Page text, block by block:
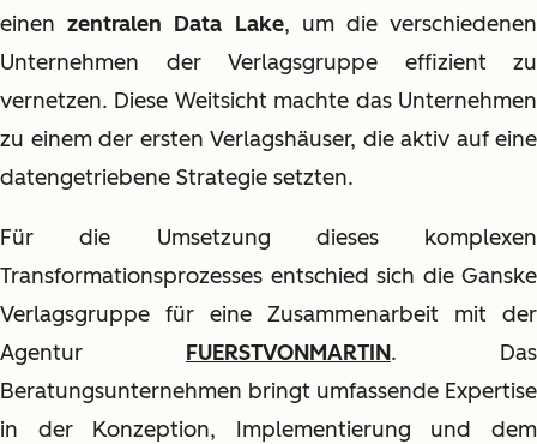
einenzentralen Data Lake, um die verschiedenen
Unternehmen der Verlagsgruppe effizient zu
vernetzen. Diese Weitsicht machte das Unternehmen
zu einem der ersten Verlagshäuser, die aktiv auf eine
datengetriebene Strategie setzten.
Für die Umsetzung dieses komplexen
Transformationsprozesses entschied sich die Ganske
Verlagsgruppe für eine Zusammenarbeit mit der
Agentur FUERSTVONMARTIN. Das
Beratungsunternehmen bringt umfassende Expertise
in der Konzeption, Implementierung und dem